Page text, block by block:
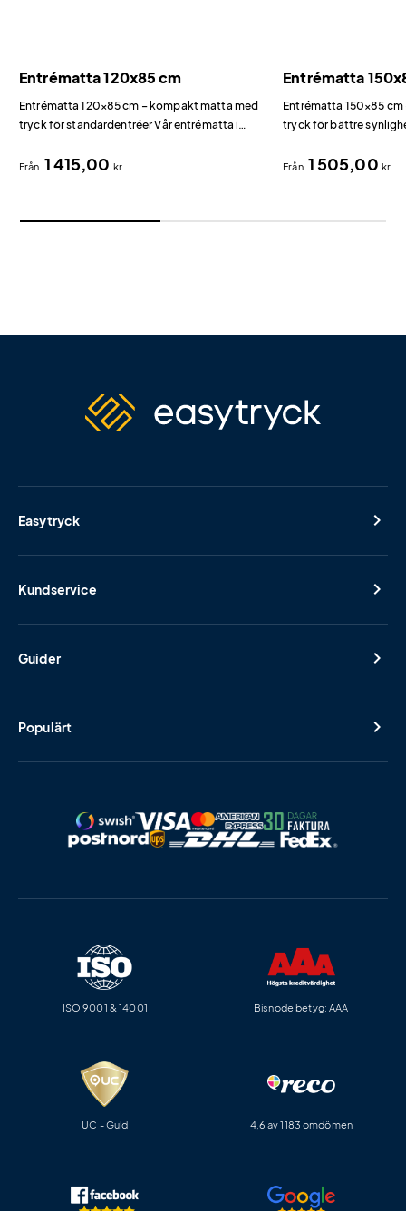
Entrématta 120x85 cm
Entrématta 120×85 cm – kompakt matta med
tryck för standardentréer Vår entrématta i
standarddörrar och mindre entréer.
Från 1 415,00 kr
Entrématta
Entrématta 150×85
tryck för bättre
entrémattan 150×85
Från 1 505,00 kr
Easytryck
Kundservice
Guider
Populärt
ISO 9001 & 14001 Bisnode betyg: AAA
UC - Guld 4,6 av 1183 omdömen